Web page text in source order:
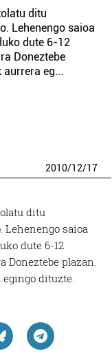
ditu
Lehenengo saioa
dute 6-12
Doneztebe
eg...
2010/12/17
ditu
Lehenengo saioa
dute 6-12
Doneztebe plazan.
dituzte.